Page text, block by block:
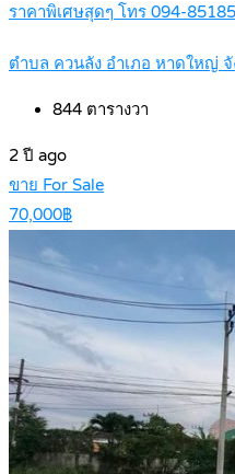
ราคาพิเศษสุดๆ โทร 094-
ตำบล ควนลัง อำเภอ หาดใหญ่
844 ตารางวา
2 ปี ago
ขาย For Sale
70,000฿